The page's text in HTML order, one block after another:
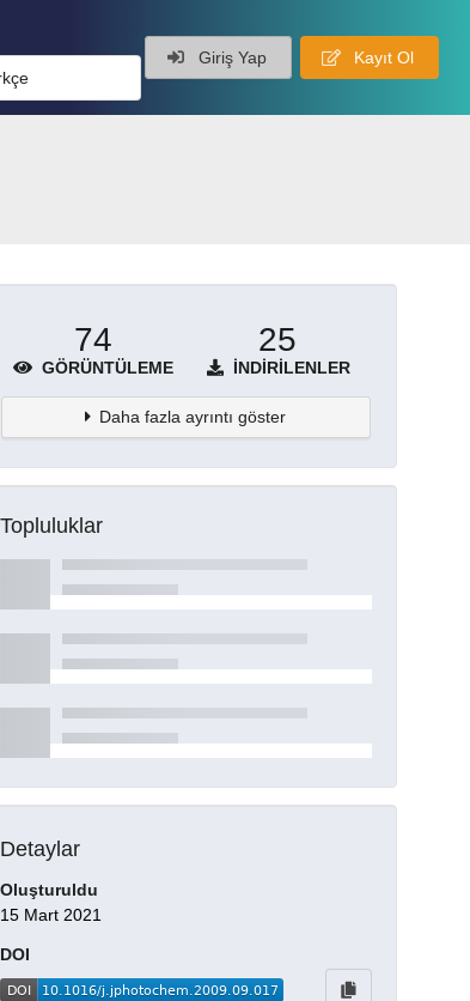
Giriş Yap Kayıt Ol
74
GÖRÜNTÜLEME
25
İNDIRILENLER
Daha fazla ayrıntı göster
Topluluklar
Detaylar
Oluşturuldu
15 Mart 2021
DOI